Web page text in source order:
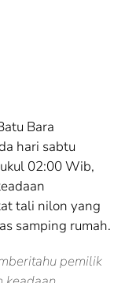
Bara
hari sabtu
02:00 Wib,
tali nilon yang
samping rumah.
pemilik